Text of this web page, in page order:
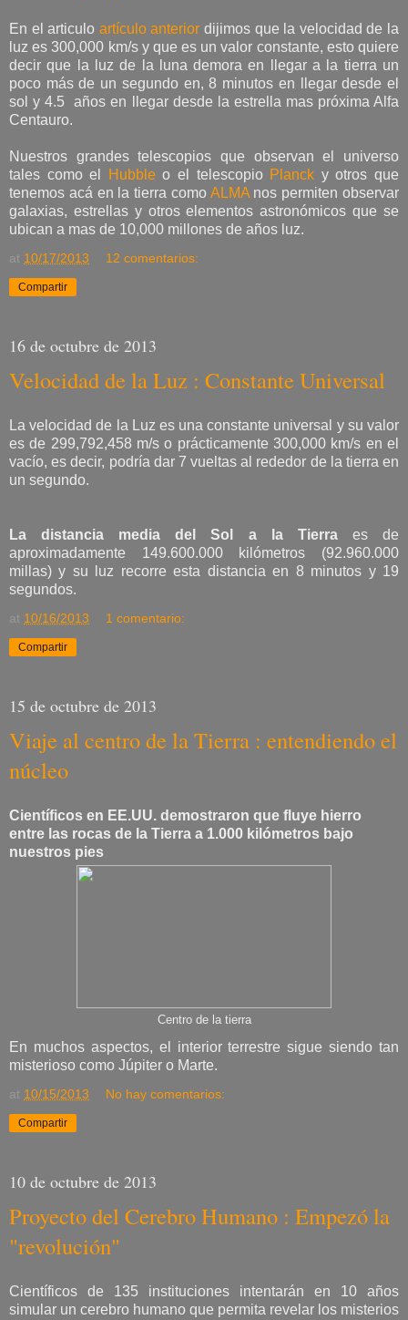
En el articulo artículo anterior dijimos que la velocidad de la
luz es 300,000 km/s y que es un valor constante, esto quiere
decir que la luz de la luna demora en llegar a la tierra un
poco más de un segundo en, 8 minutos en llegar desde el
sol y 4.5 años en llegar desde la estrella mas próxima Alfa
Centauro.
Nuestros grandes telescopios que observan el universo
tales como el
Hubble o el telescopio Planck y otros que
tenemos acá en la tierra como ALMAnos permiten observar
galaxias, estrellas y otros elementos astronómicos que se
ubican a mas de 10,000 millones de años luz.
at 10/17/2013 12 comentarios:
Compartir
16 de octubre de 2013
Velocidad de la Luz : Constante Universal
La velocidad de la Luz es una constante universal y su valor
es de 299,792,458 m/s o prácticamente 300,000 km/s en el
vacío, es decir, podría dar 7 vueltas al rededor de la tierra en
un segundo.
La distancia media del Sol a la Tierraes de
aproximadamente 149.600.000 kilómetros (92.960.000
millas) y su luz recorre esta distancia en 8 minutos y 19
segundos.
at 10/16/2013 1 comentario:
Compartir
15 de octubre de 2013
Viaje al centro de la Tierra : entendiendo el
núcleo
Científicos en EE.UU. demostraron que fluye hierro
entre las rocas de la Tierra a 1.000 kilómetros bajo
nuestros pies
Centro de la tierra
En muchos aspectos, el interior terrestre sigue siendo tan
misterioso como Júpiter o Marte.
at 10/15/2013 No hay comentarios:
Compartir
10 de octubre de 2013
Proyecto del Cerebro Humano : Empezó la
"revolución"
Científicos de 135 instituciones intentarán en 10 años
simular un cerebro humano que permita revelar los misterios